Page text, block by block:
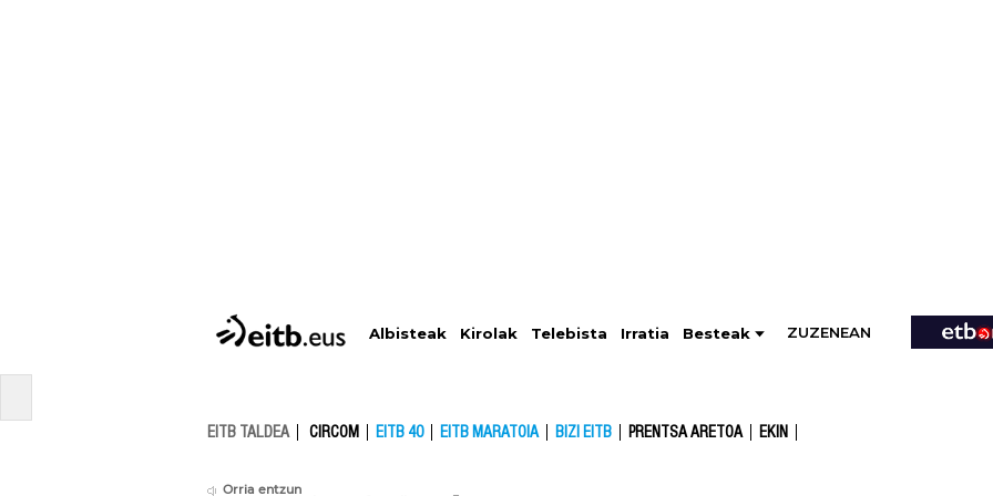
Albisteak Kirolak Telebista Irratia Besteak ZUZENEAN
EITB TALDEA CIRCOM EITB 40 EITB MARATOIA BIZI EITB PRENTSA ARETOA EKIN
Orria entzun